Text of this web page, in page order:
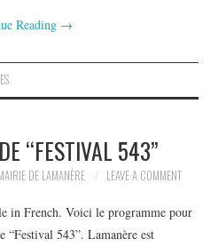
Reading →
“FESTIVAL 543”
DE LAMANÈRE LEAVE A COMMENT
in French. Voici le programme pour
“Festival 543”. Lamanère est